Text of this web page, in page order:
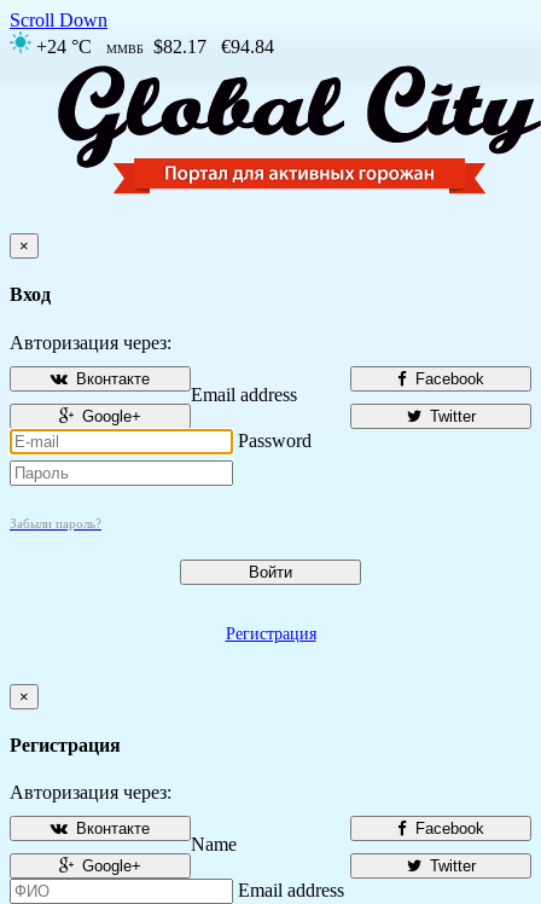
Scroll Down
+24 °C
ММВБ $82.17 €94.84
×
Вход
Авторизация через:
Facebook
Вконтакте
Twitter
Google+
Email address
Password
Забыли пароль?
Войти
Регистрация
×
Регистрация
Авторизация через:
Facebook
Вконтакте
Twitter
Google+
Name
Email address